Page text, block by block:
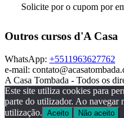
Solicite por o cupom por
Outros cursos d'A Casa
WhatsApp: +5511963627762
e-mail:
A Casa Tombada - Todos os
Este site utiliza cookies para
parte do utilizador. Ao navegar
utilização. Aceito
Não aceito